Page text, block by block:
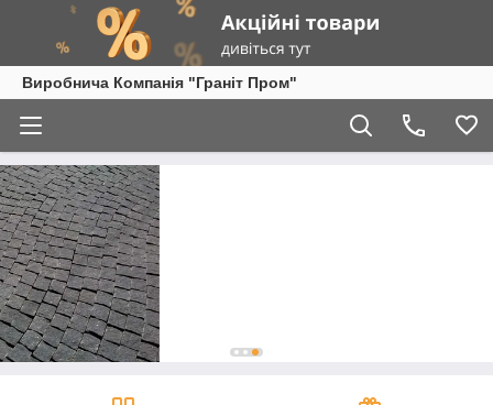
Виробнича Компанія "Граніт Пром"